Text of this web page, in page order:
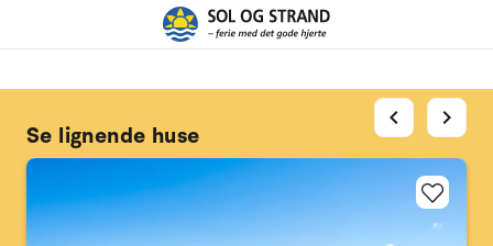
Se lignende huse
chevron_left chevron_right